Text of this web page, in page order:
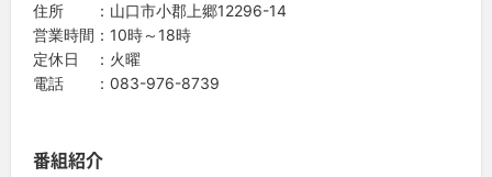
住所 ：山口市小郡上郷12296-14
営業時間：10時～18時
定休日 ：火曜
電話 ：083-976-8739
番組紹介